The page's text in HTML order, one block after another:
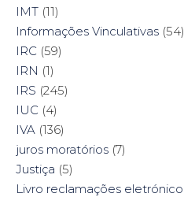
IMT (11)
Informações Vinculativas (54)
IRC (59)
IRN (1)
IRS (245)
IUC (4)
IVA (136)
juros moratórios (7)
Justiça (5)
Livro reclamações eletrónico